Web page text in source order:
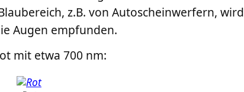
z.B. von Autoscheinwerfern, wird
Augen empfunden.
mit etwa 700 nm: